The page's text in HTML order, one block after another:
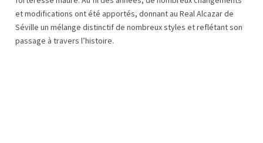
et modifications ont été apportés, donnant au Real Alcazar de
Séville un mélange distinctif de nombreux styles et reflétant son
passage à travers l’histoire.